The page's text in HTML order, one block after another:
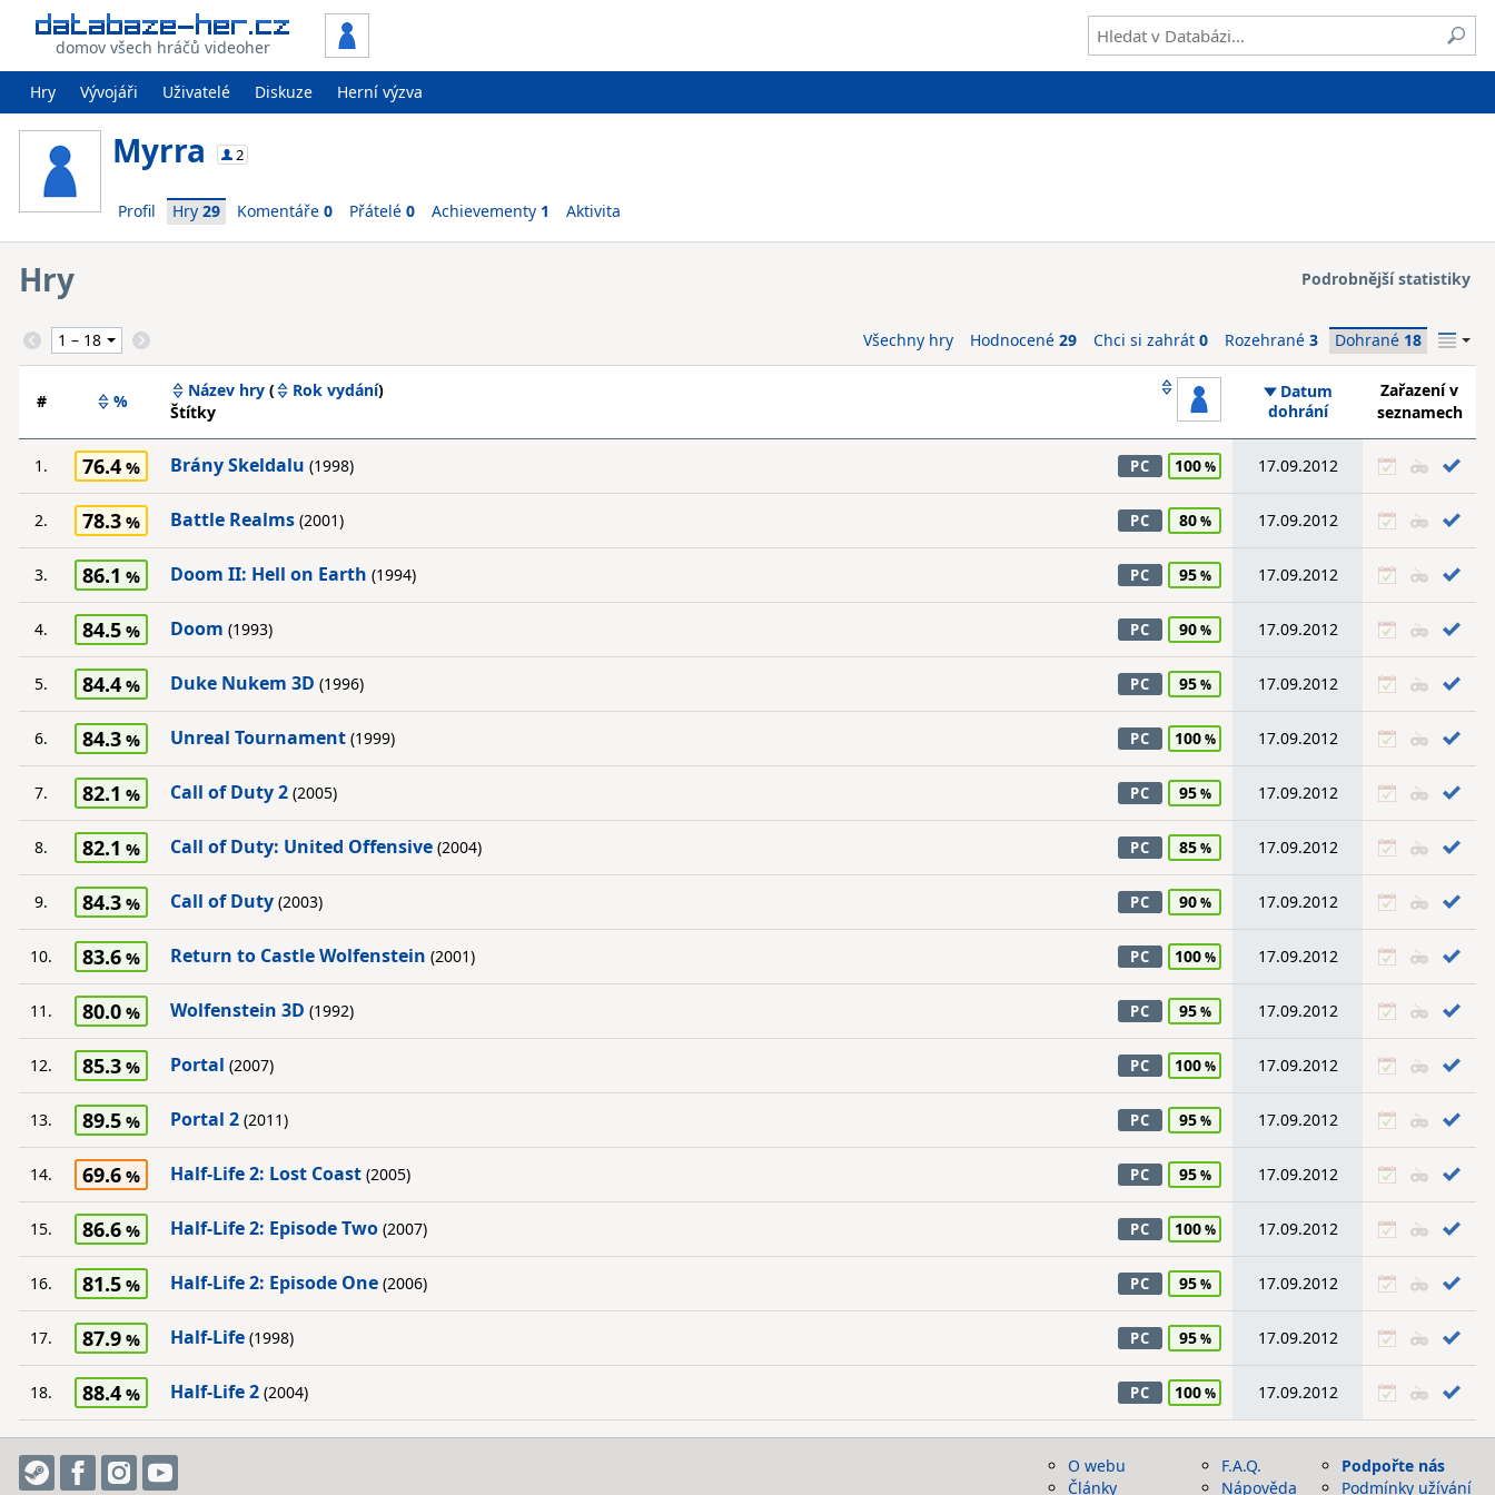
domov všech hráčů videoher
Hry Vývojáři Uživatelé Diskuze Herní výzva
Myrra 2
Profil Hry 29 Komentáře 0 Přátelé 0 Achievementy 1 Aktivita
Hry Podrobnější statistiky
Všechny hry Hodnocené 29 Chci si zahrát 0 Rozehrané 3 Dohrané 18
# %
Název hry ( Rok vydání)
Štítky
Datum
dohrání
Zařazení v
seznamech
1. 76.4 Brány Skeldalu (1998) PC 100 17.09.2012
2. 78.3 Battle Realms (2001) PC 80 17.09.2012
3. 86.1 Doom II: Hell on Earth (1994) PC 95 17.09.2012
4. 84.5 Doom (1993) PC 90 17.09.2012
5. 84.4 Duke Nukem 3D (1996) PC 95 17.09.2012
6. 84.3 Unreal Tournament (1999) PC 100 17.09.2012
7. 82.1 Call of Duty 2 (2005) PC 95 17.09.2012
8. 82.1 Call of Duty: United Offensive (2004) PC 85 17.09.2012
9. 84.3 Call of Duty (2003) PC 90 17.09.2012
10. 83.6 Return to Castle Wolfenstein (2001) PC 100 17.09.2012
11. 80.0 Wolfenstein 3D (1992) PC 95 17.09.2012
12. 85.3 Portal (2007) PC 100 17.09.2012
13. 89.5 Portal 2 (2011) PC 95 17.09.2012
14. 69.6 Half-Life 2: Lost Coast (2005) PC 95 17.09.2012
15. 86.6 Half-Life 2: Episode Two (2007) PC 100 17.09.2012
16. 81.5 Half-Life 2: Episode One (2006) PC 95 17.09.2012
17. 87.9 Half-Life (1998) PC 95 17.09.2012
18. 88.4 Half-Life 2 (2004) PC 100 17.09.2012
O webu
Články
F.A.Q.
Nápověda
Podpořte nás
Podmínky užívání